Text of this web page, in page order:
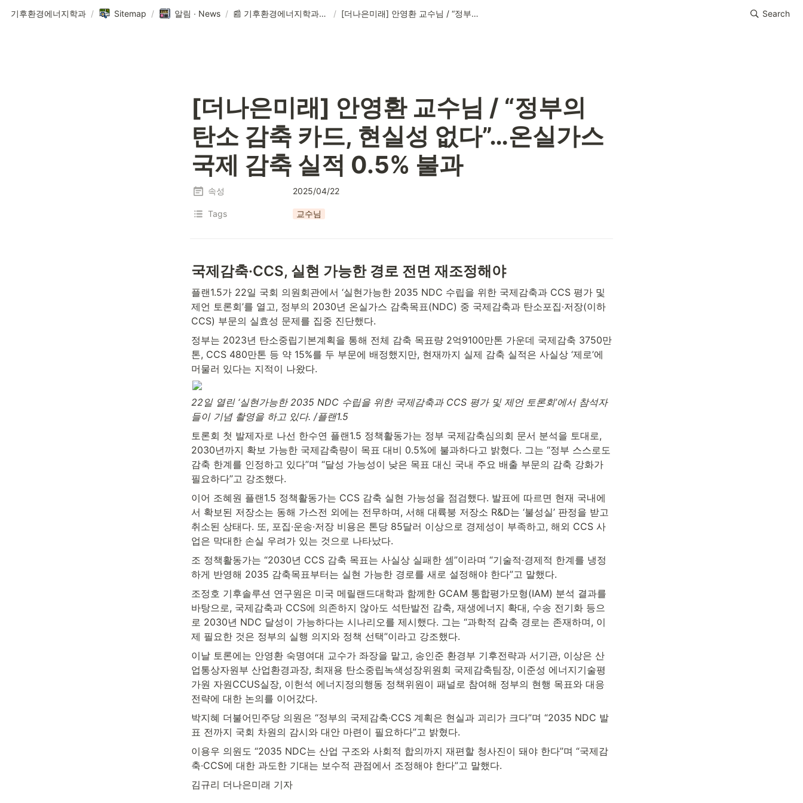
기후환경에너지학과 / Sitemap / 알림 ∙ News / 📰 기후환경에너지학과의 새로운 소식 / [더나은미래] 안영환 교수님 / “정부의 탄소 감축 카드, 현실성 없다”…온실가스 국제 감축 실적 0.5% 불과 Search
[더나은미래] 안영환 교수님 / “정부의
탄소 감축 카드, 현실성 없다”…온실가스
국제 감축 실적 0.5% 불과
속성 2025/04/22
Tags 교수님
국제감축·CCS, 실현 가능한 경로 전면 재조정해야
플랜1.5가 22일 국회 의원회관에서 ‘실현가능한 2035 NDC 수립을 위한 국제감축과 CCS 평가 및
제언 토론회’를 열고, 정부의 2030년 온실가스 감축목표(NDC) 중 국제감축과 탄소포집·저장(이하
CCS) 부문의 실효성 문제를 집중 진단했다.
정부는 2023년 탄소중립기본계획을 통해 전체 감축 목표량 2억9100만톤 가운데 국제감축 3750만
톤, CCS 480만톤 등 약 15%를 두 부문에 배정했지만, 현재까지 실제 감축 실적은 사실상 ‘제로’에
머물러 있다는 지적이 나왔다.
22일 열린 ‘실현가능한 2035 NDC 수립을 위한 국제감축과 CCS 평가 및 제언 토론회’에서 참석자
들이 기념 촬영을 하고 있다. /플랜1.5
토론회 첫 발제자로 나선 한수연 플랜1.5 정책활동가는 정부 국제감축심의회 문서 분석을 토대로,
2030년까지 확보 가능한 국제감축량이 목표 대비 0.5%에 불과하다고 밝혔다. 그는 “정부 스스로도
감축 한계를 인정하고 있다”며 “달성 가능성이 낮은 목표 대신 국내 주요 배출 부문의 감축 강화가
필요하다”고 강조했다.
이어 조혜원 플랜1.5 정책활동가는 CCS 감축 실현 가능성을 점검했다. 발표에 따르면 현재 국내에
서 확보된 저장소는 동해 가스전 외에는 전무하며, 서해 대륙붕 저장소 R&D는 ‘불성실’ 판정을 받고
취소된 상태다. 또, 포집·운송·저장 비용은 톤당 85달러 이상으로 경제성이 부족하고, 해외 CCS 사
업은 막대한 손실 우려가 있는 것으로 나타났다.
조 정책활동가는 “2030년 CCS 감축 목표는 사실상 실패한 셈”이라며 “기술적·경제적 한계를 냉정
하게 반영해 2035 감축목표부터는 실현 가능한 경로를 새로 설정해야 한다”고 말했다.
조정호 기후솔루션 연구원은 미국 메릴랜드대학과 함께한 GCAM 통합평가모형(IAM) 분석 결과를
바탕으로, 국제감축과 CCS에 의존하지 않아도 석탄발전 감축, 재생에너지 확대, 수송 전기화 등으
로 2030년 NDC 달성이 가능하다는 시나리오를 제시했다. 그는 “과학적 감축 경로는 존재하며, 이
제 필요한 것은 정부의 실행 의지와 정책 선택”이라고 강조했다.
이날 토론에는 안영환 숙명여대 교수가 좌장을 맡고, 송인준 환경부 기후전략과 서기관, 이상은 산
업통상자원부 산업환경과장, 최재용 탄소중립녹색성장위원회 국제감축팀장, 이준성 에너지기술평
가원 자원CCUS실장, 이헌석 에너지정의행동 정책위원이 패널로 참여해 정부의 현행 목표와 대응
전략에 대한 논의를 이어갔다.
박지혜 더불어민주당 의원은 “정부의 국제감축·CCS 계획은 현실과 괴리가 크다”며 “2035 NDC 발
표 전까지 국회 차원의 감시와 대안 마련이 필요하다”고 밝혔다.
이용우 의원도 “2035 NDC는 산업 구조와 사회적 합의까지 재편할 청사진이 돼야 한다”며 “국제감
축·CCS에 대한 과도한 기대는 보수적 관점에서 조정해야 한다”고 말했다.
김규리 더나은미래 기자